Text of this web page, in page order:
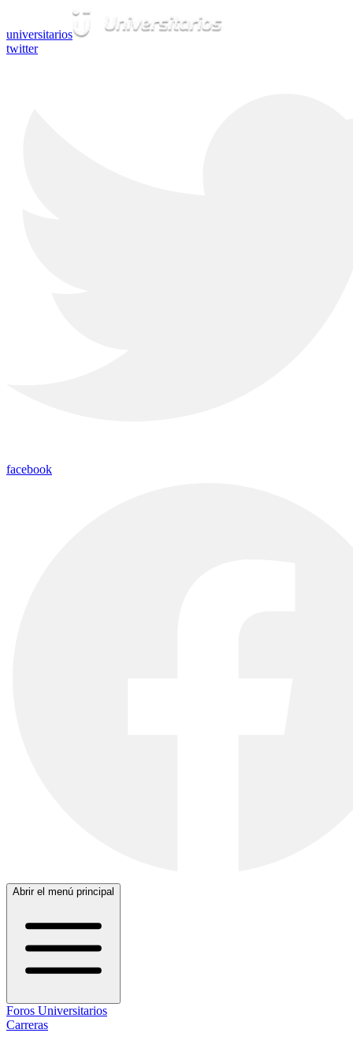
universitarios
twitter
facebook
Abrir el menú principal
Foros Universitarios
Carreras